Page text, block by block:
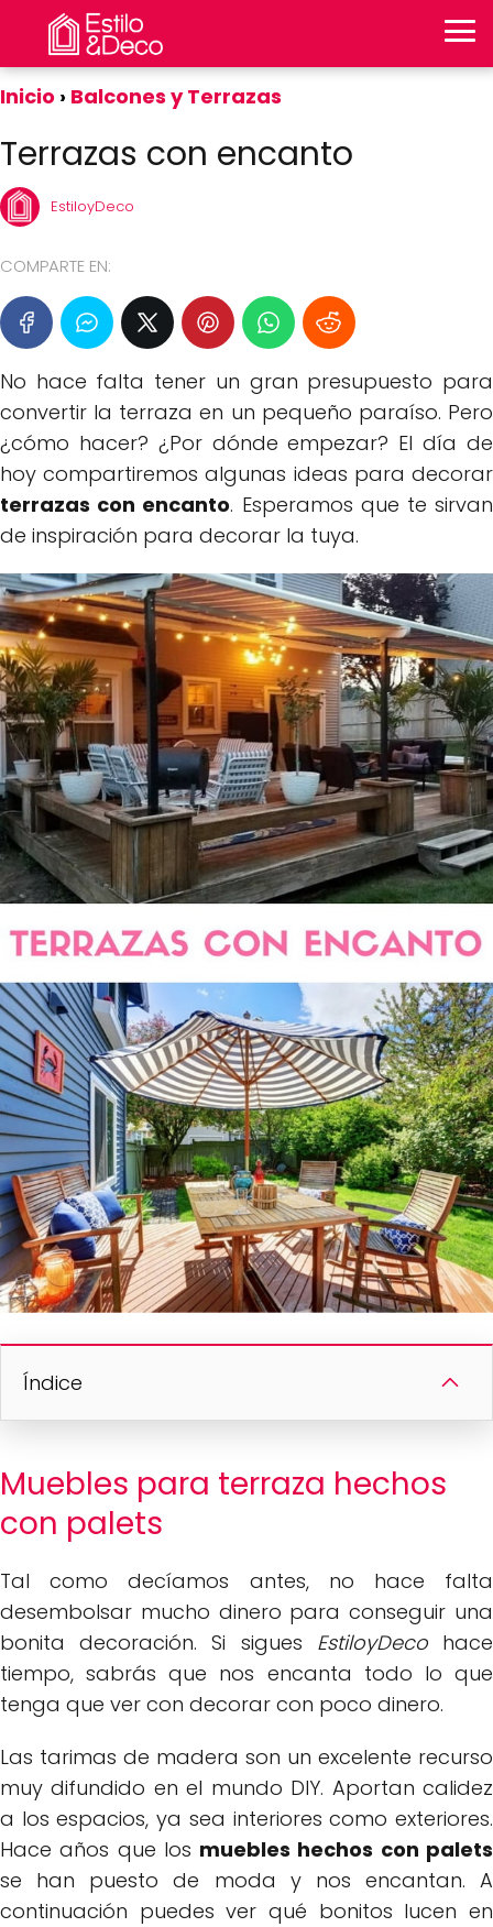
Inicio Balcones y Terrazas
Terrazas con encanto
EstiloyDeco
COMPARTE EN:
No hace falta tener un gran presupuesto para
convertir la terraza en un pequeño paraíso. Pero
¿cómo hacer? ¿Por dónde empezar? El día de
hoy compartiremos algunas ideas para decorar
terrazas con encanto. Esperamos que te sirvan
de inspiración para decorar la tuya.
Índice
Muebles para terraza hechos
con palets
Tal como decíamos antes, no hace falta
desembolsar mucho dinero para conseguir una
bonita decoración. Si sigues EstiloyDecohace
tiempo, sabrás que nos encanta todo lo que
tenga que ver con decorar con poco dinero.
Las tarimas de madera son un excelente recurso
muy difundido en el mundo DIY. Aportan calidez
a los espacios, ya sea interiores como exteriores.
Hace años que los muebles hechos con palets
se han puesto de moda y nos encantan. A
continuación puedes ver qué bonitos lucen en